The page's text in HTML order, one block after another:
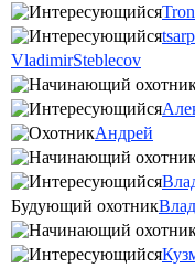
VladimirSteblecov
Андрей
Будующий охотник